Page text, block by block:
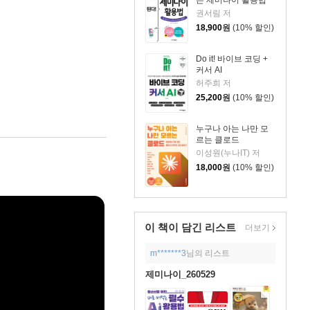
권서림 저
18,900원 (10% 할인)
Do it! 바이브 코딩 +
커서 AI
허주희 저
25,200원 (10% 할인)
누구나 아는 나만 모
르는 클로드
이성원(누나IT) 저
18,000원 (10% 할인)
이 책이 담긴 리스트 더보기
m*******3님의 리스트
제미나이_260529